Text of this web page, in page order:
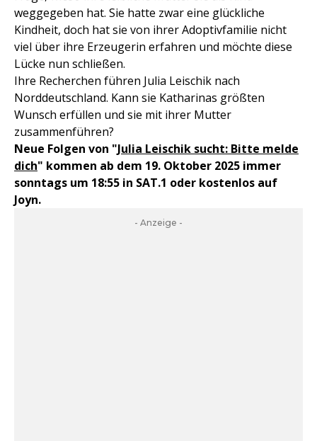
weggegeben hat. Sie hatte zwar eine glückliche
Kindheit, doch hat sie von ihrer Adoptivfamilie nicht
viel über ihre Erzeugerin erfahren und möchte diese
Lücke nun schließen.
Ihre Recherchen führen Julia Leischik nach
Norddeutschland. Kann sie Katharinas größten
Wunsch erfüllen und sie mit ihrer Mutter
zusammenführen?
Neue Folgen von "Julia Leischik sucht: Bitte melde
dich" kommen ab dem 19. Oktober 2025 immer
sonntags um 18:55 in SAT.1 oder kostenlos auf
Joyn.
- Anzeige -